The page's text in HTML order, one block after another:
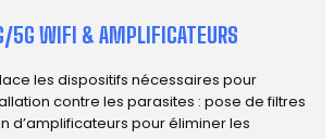
5G WIFI & AMPLIFICATEURS
les dispositifs nécessaires pour
contre les parasites : pose de filtres
d’amplificateurs pour éliminer les